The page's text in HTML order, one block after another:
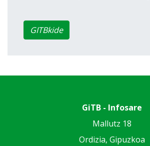
GITBkide
GiTB - Infosare
Mallutz 18
Ordizia, Gipuzkoa